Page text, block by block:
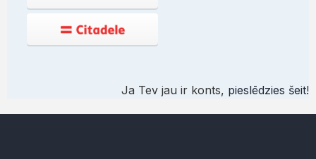
Ja Tev jau ir konts, pieslēdzies šeit!